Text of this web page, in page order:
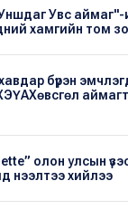
Увс аймаг"-
хамгийн том
бүрэн
олон улсын
нээлтээ хийлээ